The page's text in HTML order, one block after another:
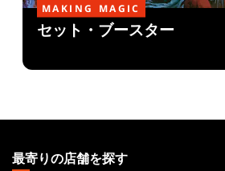
MAKING MAGIC
セット・ブースター
THE最寄りの店舗を探す